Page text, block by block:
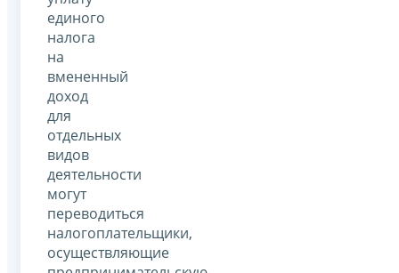
единого
налога
на
вмененный
доход
для
отдельных
видов
деятельности
могут
переводиться
налогоплательщики,
осуществляющие